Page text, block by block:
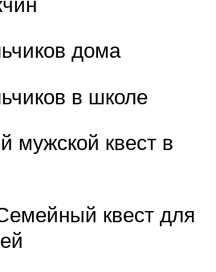
дома
в школе
мужской квест в
квест для